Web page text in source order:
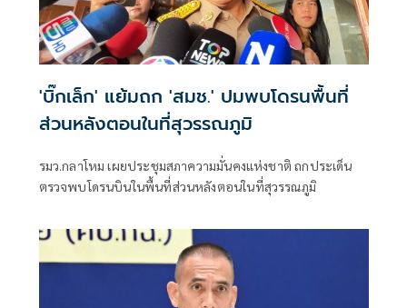
'บิ๊กเล็ก' แย้มถก 'สมช.' ปมพบโดรนพื้นที่
ส่วนหลังตอนในที่สุวรรณภูมิ
รมว.กลาโหม เผยประชุมสภาความมั่นคงแห่งชาติ ถกประเด็น
ตรวจพบโดรนบินในพื้นที่ส่วนหลังตอนในที่สุวรรณภูมิ